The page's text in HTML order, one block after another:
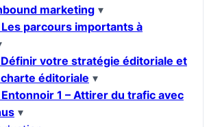
marketing ▾
parcours importants à
votre stratégie éditoriale et
éditoriale ▾
1 – Attirer du trafic avec
▾